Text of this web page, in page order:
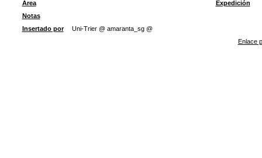
Área
Expedición
Notas
Insertado por
Uni-Trier @ amaranta_sg @
Enlace